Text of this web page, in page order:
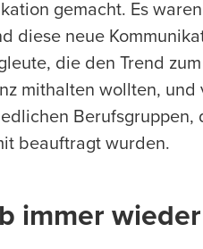
gemacht. Es
diese neue
die den Trend
mithalten wollten,
Berufsgruppen,
beauftragt wurden.
immer